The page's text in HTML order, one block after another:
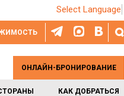
Select Language
КАК ДОБРАТЬСЯ
ОНЛАЙН-БРОНИРОВАНИЕ